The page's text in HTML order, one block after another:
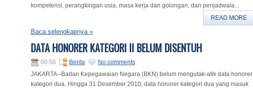
kompetensi, perangkingan usia, masa kerja dan golongan, dan penjadwala...
READ MORE
Baca selengkapnya »
DATA HONORER KATEGORI II BELUM DISENTUH
00:56 Berita
No comments
JAKARTA--Badan Kepegawaian Negara (BKN) belum mengutak-atik data honorer
kategori dua. Hingga 31 Desember 2010, data honorer kategori dua yang masuk